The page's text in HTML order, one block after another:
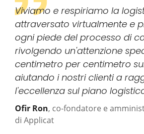
Viviamo e respiriamo la
attraversato virtualmente e
ogni piede del processo di
rivolgendo un'attenzione
centimetro per centimetro
aiutando i nostri clienti a
l'eccellenza sul piano
Ofir Ron, co-fondatore e
di Applicat